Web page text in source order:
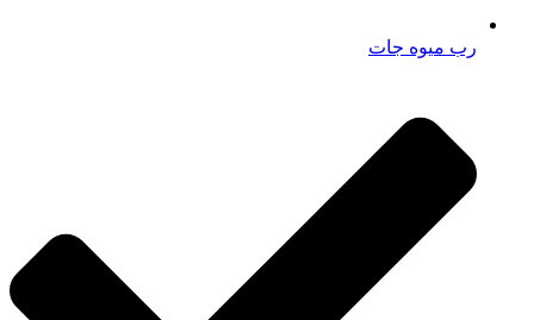
رب میوه جات